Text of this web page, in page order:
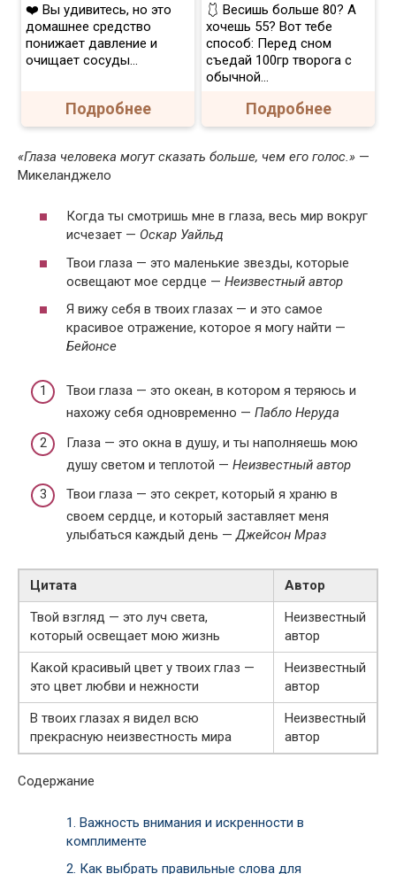
❤️ Вы удивитесь, но это
домашнее средство
понижает давление и
очищает сосуды...
Подробнее
🩱 Весишь больше 80? А
хочешь 55? Вот тебе
способ: Перед сном
съедай 100гр творога с
обычной...
Подробнее
«Глаза человека могут сказать больше, чем его голос.» —
Микеланджело
Когда ты смотришь мне в глаза, весь мир вокруг
исчезает — Оскар Уайльд
Твои глаза — это маленькие звезды, которые
освещают мое сердце — Неизвестный автор
Я вижу себя в твоих глазах — и это самое
красивое отражение, которое я могу найти —
Бейонсе
Твои глаза — это океан, в котором я теряюсь и
нахожу себя одновременно — Пабло Неруда
Глаза — это окна в душу, и ты наполняешь мою
душу светом и теплотой — Неизвестный автор
Твои глаза — это секрет, который я храню в
своем сердце, и который заставляет меня
улыбаться каждый день —Джейсон Мраз
Цитата
Автор
Твой взгляд — это луч света,
который освещает мою жизнь
Неизвестный
автор
Какой красивый цвет у твоих глаз —
это цвет любви и нежности
Неизвестный
автор
В твоих глазах я видел всю
прекрасную неизвестность мира
Неизвестный
автор
Содержание
1. Важность внимания и искренности в
комплименте
2. Как выбрать правильные слова для